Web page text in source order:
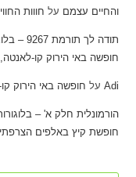
והחיים עצמם על חווות
תודה לך תורמת 9267 – בלוגורות – בלוג אישי על הורות והחיים עצמם
חופשה באי הירוק קו-
Adi על חופשה באי הירוק
הורמונלית חלק א' –
חופשת קיץ באלפים